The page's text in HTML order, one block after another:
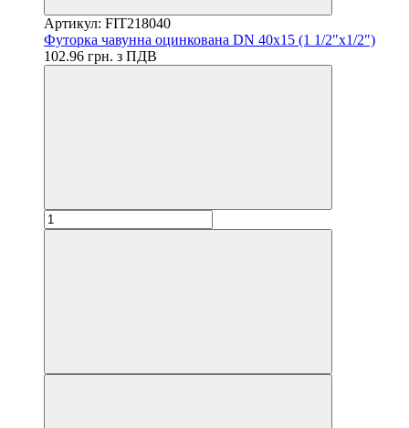
Артикул: FIT218040
Футорка чавунна оцинкована DN 40x15 (1 1/2"x1/2")
102.96 грн. з ПДВ